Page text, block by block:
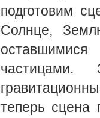
подготовим
Солнце,
частицами.
теперь сцена